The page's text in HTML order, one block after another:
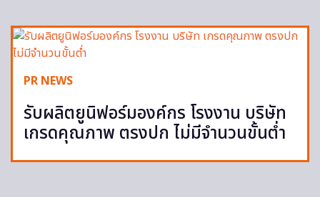
PR NEWS
รับผลิตยูนิฟอร์มองค์กร โรงงาน บริษัท
เกรดคุณภาพ ตรงปก ไม่มีจำนวนขั้นต่ำ